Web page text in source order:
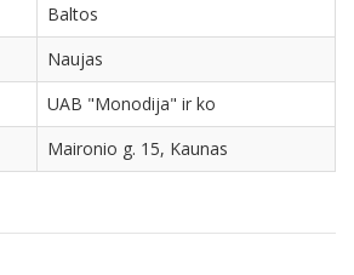
Baltos
Naujas
UAB "Monodija" ir ko
Maironio g. 15, Kaunas